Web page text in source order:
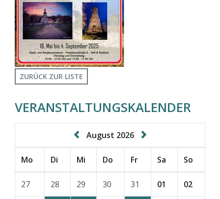
ZURÜCK ZUR LISTE
VERANSTALTUNGSKALENDER
August 2026
Mo Di Mi Do Fr Sa So
27 28 29 30 31 01 02